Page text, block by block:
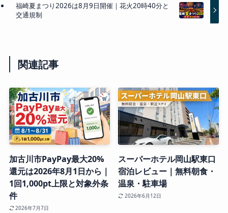
福崎夏まつり2026は8月9日開催｜花火20時40分と
交通規制
関連記事
加古川市PayPay最大20%
還元は2026年8月1日から｜
1回1,000pt上限と対象外条
件
2026年7月7日
スーパーホテル岡山駅東口
宿泊レビュー｜無料朝食・
温泉・駐車場
2026年6月12日